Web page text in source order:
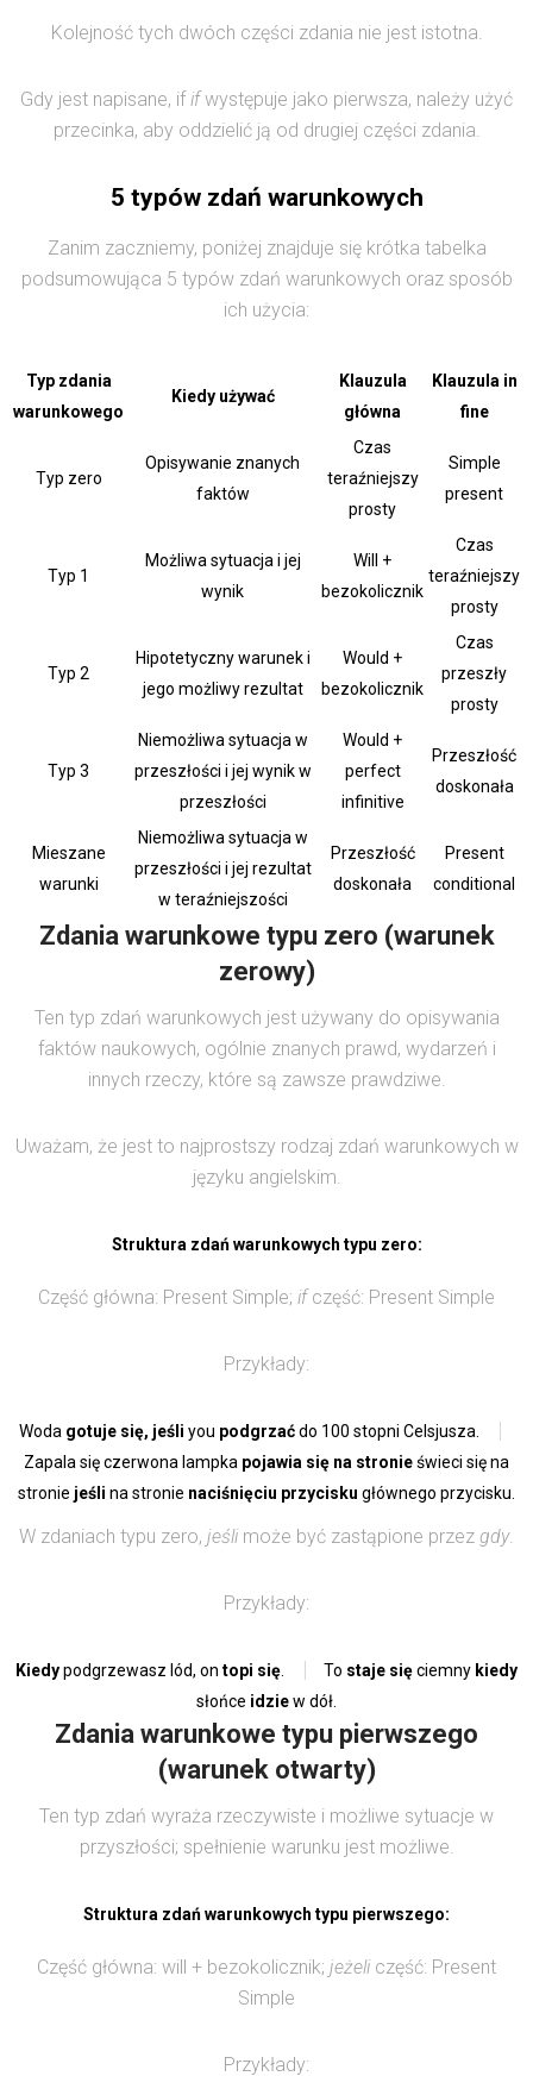
Kolejność tych dwóch części zdania nie jest istotna.
Gdy jest napisane, ififwystępuje jako pierwsza, należy użyć
przecinka, aby oddzielić ją od drugiej części zdania.
5 typów zdań warunkowych
Zanim zaczniemy, poniżej znajduje się krótka tabelka
podsumowująca 5 typów zdań warunkowych oraz sposób
ich użycia:
Typ zdania
warunkowego
Kiedy używać
Klauzula
główna
Klauzula in
fine
Typ zero
Opisywanie znanych
faktów
Czas
teraźniejszy
prosty
Simple
present
Typ 1
Możliwa sytuacja i jej
wynik
Will +
bezokolicznik
Czas
teraźniejszy
prosty
Typ 2
Hipotetyczny warunek i
jego możliwy rezultat
Would +
bezokolicznik
Czas
przeszły
prosty
Typ 3
Niemożliwa sytuacja w
przeszłości i jej wynik w
przeszłości
Would +
perfect
infinitive
Przeszłość
doskonała
Mieszane
warunki
Niemożliwa sytuacja w
przeszłości i jej rezultat
w teraźniejszości
Przeszłość
doskonała
Present
conditional
Zdania warunkowe typu zero (warunek
zerowy)
Ten typ zdań warunkowych jest używany do opisywania
faktów naukowych, ogólnie znanych prawd, wydarzeń i
innych rzeczy, które są zawsze prawdziwe.
Uważam, że jest to najprostszy rodzaj zdań warunkowych w
języku angielskim.
Struktura zdań warunkowych typu zero:
Część główna: Present Simple; ifczęść: Present Simple
Przykłady:
Woda gotuje się, jeśli you podgrzaćdo 100 stopni Celsjusza.
Zapala się czerwona lampka pojawia się na stronieświeci się na
stronie jeśli na stronie naciśnięciu przycisku głównego przycisku.
W zdaniach typu zero, jeśli może być zastąpione przez gdy.
Przykłady:
Kiedypodgrzewasz lód, on topi się To staje sięciemny kiedy
słońce idziew dół.
Zdania warunkowe typu pierwszego
(warunek otwarty)
Ten typ zdań wyraża rzeczywiste i możliwe sytuacje w
przyszłości; spełnienie warunku jest możliwe.
Struktura zdań warunkowych typu pierwszego:
Część główna: will + bezokolicznik; jeżeli część: Present
Simple
Przykłady: